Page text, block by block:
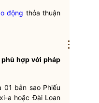
động thỏa thuận
hợp với pháp
bản sao Phiếu
a hoặc Đài Loan
⋮